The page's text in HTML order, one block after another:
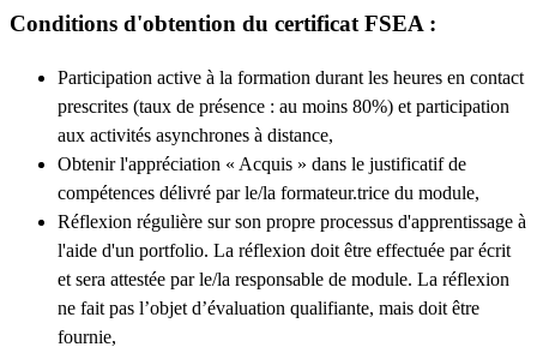
Conditions d'obtention du certificat FSEA :
Participation active à la formation durant les heures en contact
prescrites (taux de présence : au moins 80%) et participation
aux activités asynchrones à distance,
Obtenir l'appréciation « Acquis » dans le justificatif de
compétences délivré par le/la formateur.trice du module,
Réflexion régulière sur son propre processus d'apprentissage à
l'aide d'un portfolio. La réflexion doit être effectuée par écrit
et sera attestée par le/la responsable de module. La réflexion
ne fait pas l’objet d’évaluation qualifiante, mais doit être
fournie,